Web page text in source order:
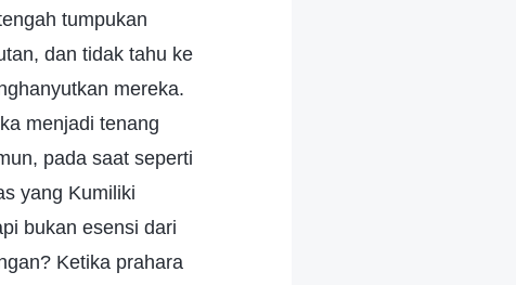
tumpukan
dan tidak tahu ke
mereka.
menjadi tenang
pada saat seperti
yang Kumiliki
bukan esensi dari
Ketika prahara